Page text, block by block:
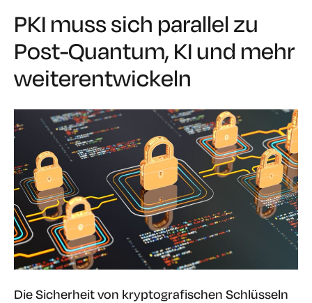
PKI muss sich parallel zu
Post-Quantum, KI und mehr
weiterentwickeln
Die Sicherheit von kryptografischen Schlüsseln